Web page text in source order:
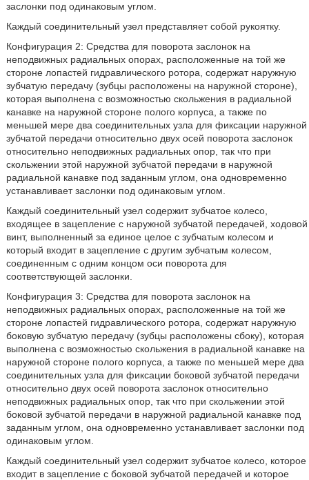
заслонки под одинаковым углом.
Каждый соединительный узел представляет собой рукоятку.
Конфигурация 2: Средства для поворота заслонок на
неподвижных радиальных опорах, расположенные на той же
стороне лопастей гидравлического ротора, содержат наружную
зубчатую передачу (зубцы расположены на наружной стороне),
которая выполнена с возможностью скольжения в радиальной
канавке на наружной стороне полого корпуса, а также по
меньшей мере два соединительных узла для фиксации наружной
зубчатой передачи относительно двух осей поворота заслонок
относительно неподвижных радиальных опор, так что при
скольжении этой наружной зубчатой передачи в наружной
радиальной канавке под заданным углом, она одновременно
устанавливает заслонки под одинаковым углом.
Каждый соединительный узел содержит зубчатое колесо,
входящее в зацепление с наружной зубчатой передачей, ходовой
винт, выполненный за единое целое с зубчатым колесом и
который входит в зацепление с другим зубчатым колесом,
соединенным с одним концом оси поворота для
соответствующей заслонки.
Конфигурация 3: Средства для поворота заслонок на
неподвижных радиальных опорах, расположенные на той же
стороне лопастей гидравлического ротора, содержат наружную
боковую зубчатую передачу (зубцы расположены сбоку), которая
выполнена с возможностью скольжения в радиальной канавке на
наружной стороне полого корпуса, а также по меньшей мере два
соединительных узла для фиксации боковой зубчатой передачи
относительно двух осей поворота заслонок относительно
неподвижных радиальных опор, так что при скольжении этой
боковой зубчатой передачи в наружной радиальной канавке под
заданным углом, она одновременно устанавливает заслонки под
одинаковым углом.
Каждый соединительный узел содержит зубчатое колесо, которое
входит в зацепление с боковой зубчатой передачей и которое